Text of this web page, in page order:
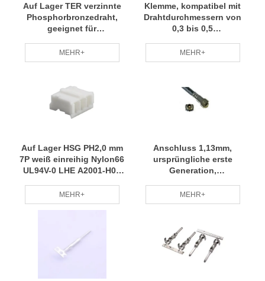
Auf Lager TER verzinnte
Phosphorbronzedraht,
geeignet für
0,35 bis 0,5
Quadratmillimeter, Molex
MEHR+
Klemme, kompatibel mit
Drahtdurchmessern von
0,3 bis 0,5
Sumitomo, P/N 8230-5271
RCD
MEHR+
Auf Lager HSG PH2,0 mm
7P weiß einreihig Nylon66
UL94V-0 LHE A2001-H07
MEHR+
Anschluss 1,13mm,
ursprüngliche erste
Generation,
Kupferlegierung
halbbeschichtet, I-PEX P/N
MEHR+